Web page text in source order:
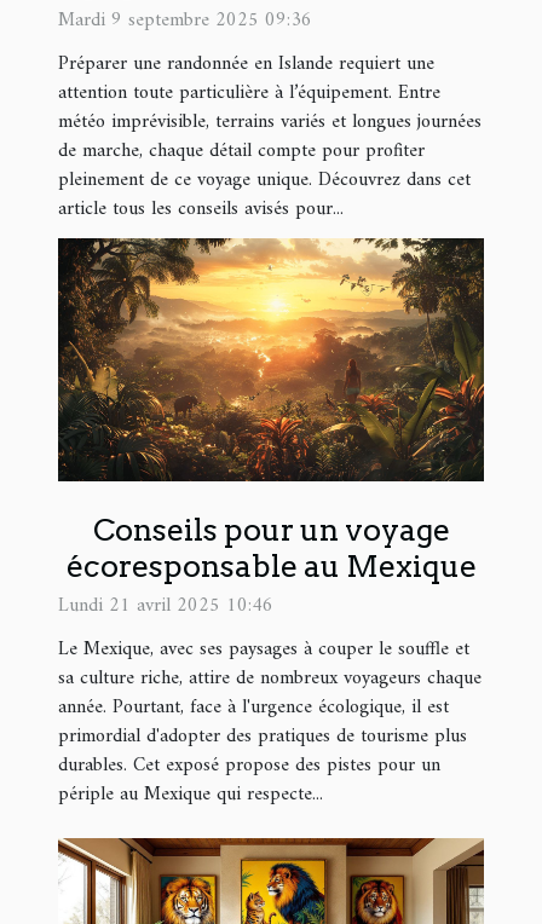
Islande
Mardi 9 septembre 2025 09:36
Préparer une randonnée en Islande requiert une
attention toute particulière à l’équipement. Entre
météo imprévisible, terrains variés et longues journées
de marche, chaque détail compte pour profiter
pleinement de ce voyage unique. Découvrez dans cet
article tous les conseils avisés pour...
Conseils pour un voyage
écoresponsable au Mexique
Lundi 21 avril 2025 10:46
Le Mexique, avec ses paysages à couper le souffle et
sa culture riche, attire de nombreux voyageurs chaque
année. Pourtant, face à l'urgence écologique, il est
primordial d'adopter des pratiques de tourisme plus
durables. Cet exposé propose des pistes pour un
périple au Mexique qui respecte...